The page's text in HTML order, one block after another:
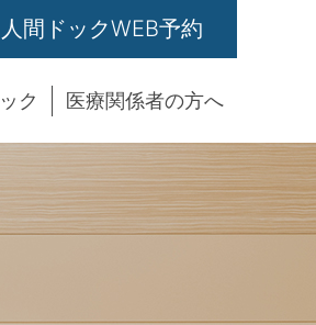
人間ドックWEB予約
ク 医療関係者の方へ